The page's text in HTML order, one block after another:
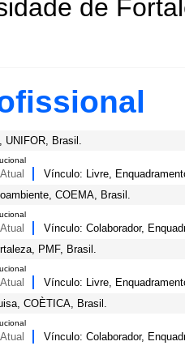
de
UNIFOR, Brasil.
Vínculo: Livre,
COEMA, Brasil.
Vínculo: Colaborador,
PMF, Brasil.
Vínculo: Livre,
COÈTICA, Brasil.
Vínculo: Colaborador,